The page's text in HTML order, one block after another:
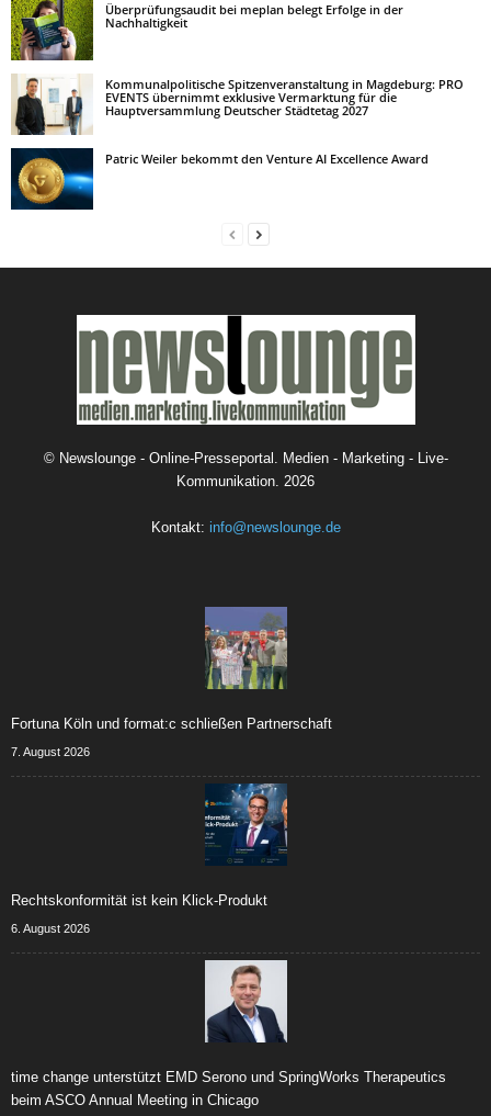
Überprüfungsaudit bei meplan belegt Erfolge in der
Nachhaltigkeit
Kommunalpolitische Spitzenveranstaltung in Magdeburg: PRO
EVENTS übernimmt exklusive Vermarktung für die
Hauptversammlung Deutscher Städtetag 2027
Patric Weiler bekommt den Venture AI Excellence Award
© Newslounge - Online-Presseportal. Medien - Marketing - Live-
Kommunikation. 2026
Kontakt: info@newslounge.de
Fortuna Köln und format:c schließen Partnerschaft
7. August 2026
Rechtskonformität ist kein Klick-Produkt
6. August 2026
time change unterstützt EMD Serono und SpringWorks Therapeutics
beim ASCO Annual Meeting in Chicago